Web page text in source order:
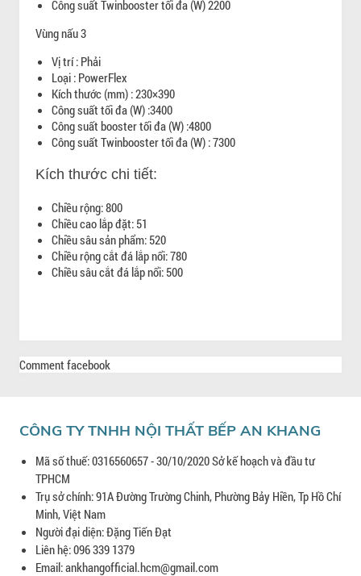
Công suất Twinbooster tối đa (W) 2200
Vùng nấu 3
Vị trí : Phải
Loại : PowerFlex
Kích thước (mm) : 230×390
Công suất tối đa (W) :3400
Công suất booster tối đa (W) :4800
Công suất Twinbooster tối đa (W) : 7300
Kích thước chi tiết:
Chiều rộng: 800
Chiều cao lắp đặt: 51
Chiều sâu sản phẩm: 520
Chiều rộng cắt đá lắp nổi: 780
Chiều sâu cắt đá lắp nổi: 500
Comment facebook
CÔNG TY TNHH NỘI THẤT BẾP AN KHANG
Mã số thuế: 0316560657 - 30/10/2020 Sở kế hoạch và đầu tư
TPHCM
Trụ sở chính: 91A Đường Trường Chinh, Phường Bảy Hiền, Tp Hồ Chí
Minh, Việt Nam
Người đại diện: Đặng Tiến Đạt
Liên hệ: 096 339 1379
Email: ankhangofficial.hcm@gmail.com